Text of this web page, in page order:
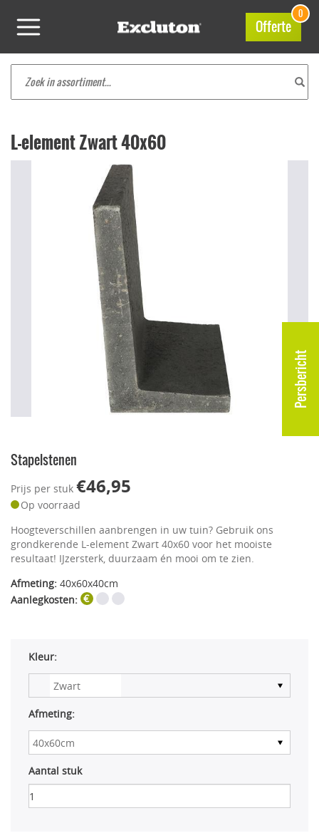
Persbericht
Offerte
0
L-element Zwart 40x60
Stapelstenen
Prijs per stuk €46,95
Op voorraad
Hoogteverschillen aanbrengen in uw tuin? Gebruik ons
grondkerende L-element Zwart 40x60 voor het mooiste
resultaat! IJzersterk, duurzaam én mooi om te zien.
Afmeting: 40x60x40cm
Aanlegkosten:
Kleur:
Afmeting:
Aantal stuk